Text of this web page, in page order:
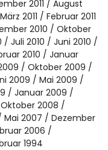
2011
August
März 2011
Februar 2011
2010
Oktober
Juli 2010
Juni 2010
2010
Januar
Oktober 2009
2009
Mai 2009
Januar 2009
Oktober 2008
Mai 2007
Dezember
2006
1994